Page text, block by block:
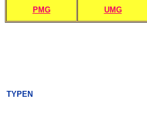
PMG UMG
TYPEN